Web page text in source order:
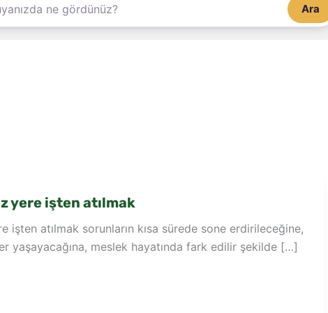
Ara
yere işten atılmak
işten atılmak sorunların kısa sürede sone erdirileceğine,
yaşayacağına, meslek hayatında fark edilir şekilde […]